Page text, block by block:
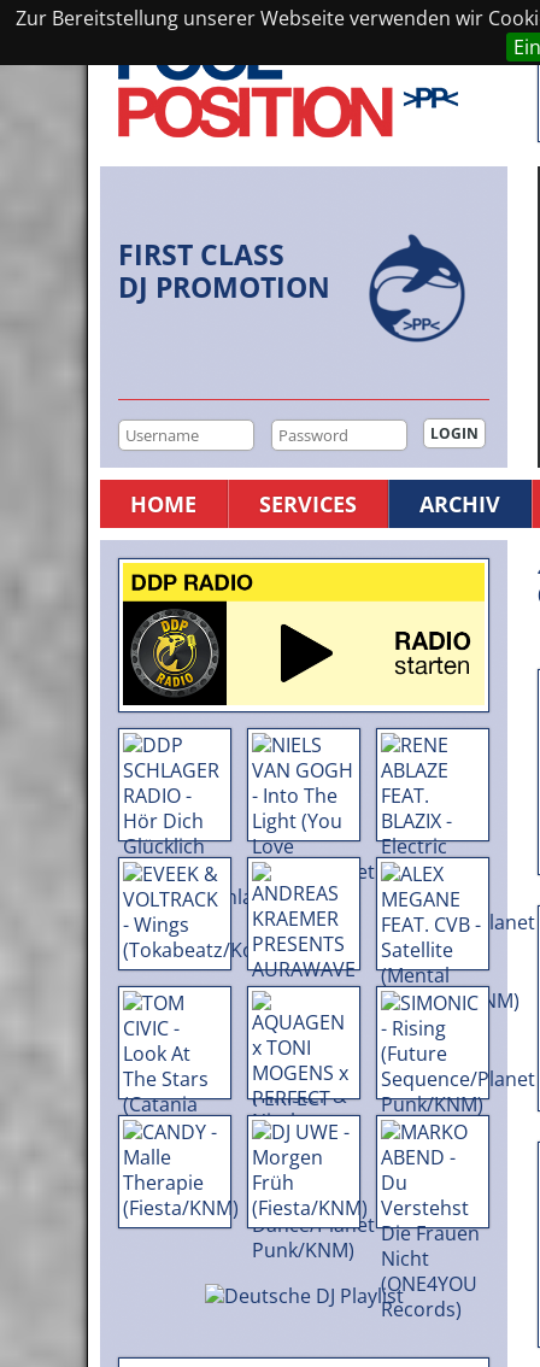
Zur Bereitstellung unserer Webseite verwenden wir
FIRST CLASS
DJ PROMOTION
HOME SERVICES ARCHIV